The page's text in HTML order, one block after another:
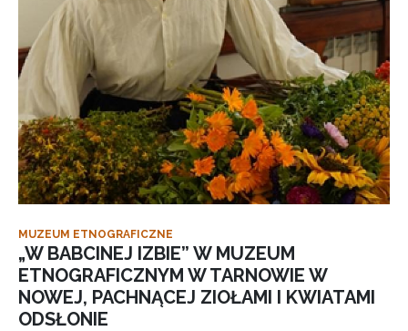
MUZEUM ETNOGRAFICZNE
„W BABCINEJ IZBIE” W MUZEUM
ETNOGRAFICZNYM W TARNOWIE W
NOWEJ, PACHNĄCEJ ZIOŁAMI I KWIATAMI
ODSŁONIE